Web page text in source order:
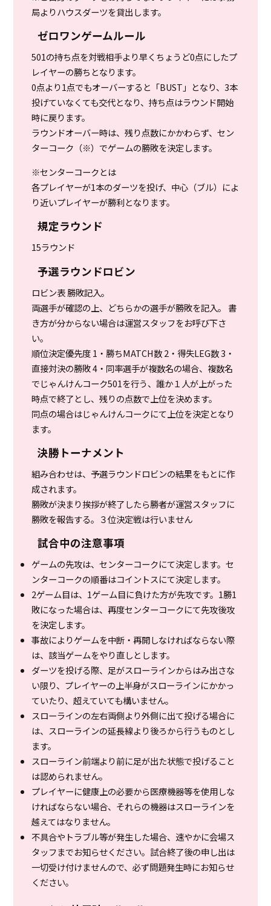
局よりハウスダーツを貸出します。
ゼロワンゲームルール
501の持ち点を対戦相手より早くちょうど0点にしたプ
レイヤーの勝ちとなります。
0点より1点でもオーバーすると「BUST」となり、3本
投げていなくても交代となり、持ち点はラウンド開始
時に戻ります。
ラウンドオーバー時は、残り点数にかかわらず、セン
ターコーク（※）でゲームの勝敗を決定します。
※センターコークとは
各プレイヤーが1本のダーツを投げ、中心（ブル）によ
り近いプレイヤーが勝利となります。
規定ラウンド
15ラウンド
予選ラウンドロビン
ロビン表 勝敗記入。
両選手が確認の上、どちらかの選手が勝敗を記入。 書
き方が分からない場合は運営スタッフをお呼び下さ
い。
順位決定優先度 1・勝ちMATCH数 2・得失LEG数 3・
直接対決の勝敗 4・同率選手が複数名の場合、複数名
でじゃんけんコーク501を行う、誰か１人が上がった
時点で終了とし、残りの点数で上位を決めます。
同点の場合はじゃんけんコークにて上位を決定となり
ます。
決勝トーナメント
組み合わせは、予選ラウンドロビンの結果をもとに作
成されます。
勝敗が決まり挨拶が終了したら勝者が運営スタッフに
勝敗を報告する。３位決定戦は行いません
試合中の注意事項
ゲームの先攻は、センターコークにて決定します。セ
ンターコークの順番はコイントスにて決定します。
2ゲーム目は、1ゲーム目に負けた方が先攻です。1勝1
敗になった場合は、再度センターコークにて先攻後攻
を決定します。
事故によりゲームを中断・再開しなければならない際
は、該当ゲームをやり直しとします。
ダーツを投げる際、足がスローラインからはみ出さな
い限り、プレイヤーの上半身がスローラインにかかっ
ていたり、超えていても構いません。
スローラインの左右両側より外側に出て投げる場合に
は、スローラインの延長線より後ろから行うものとし
ます。
スローライン前端より前に足が出た状態で投げること
は認められません。
プレイヤーに健康上の必要から医療機器等を使用しな
ければならない場合、それらの機器はスローラインを
越えてはなりません。
不具合やトラブル等が発生した場合、速やかに会場ス
タッフまでお知らせください。試合終了後の申し出は
一切受け付けませんので、必ず問題発生時にお知らせ
ください。